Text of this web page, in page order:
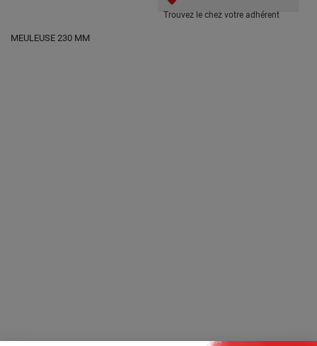
Trouvez le chez votre adhérent
MEULEUSE 230 MM